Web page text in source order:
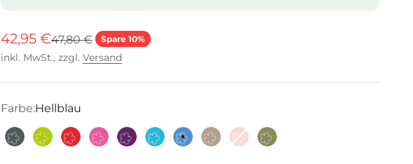
Angebot
42,95 €Regulärer Preis
47,80 € Spare 10%
inkl. MwSt., zzgl. Versand
Farbe:Hellblau
Anthrazit
LimetteRot Pink Lila TürkisHellblauTaupeAltrosaOlive